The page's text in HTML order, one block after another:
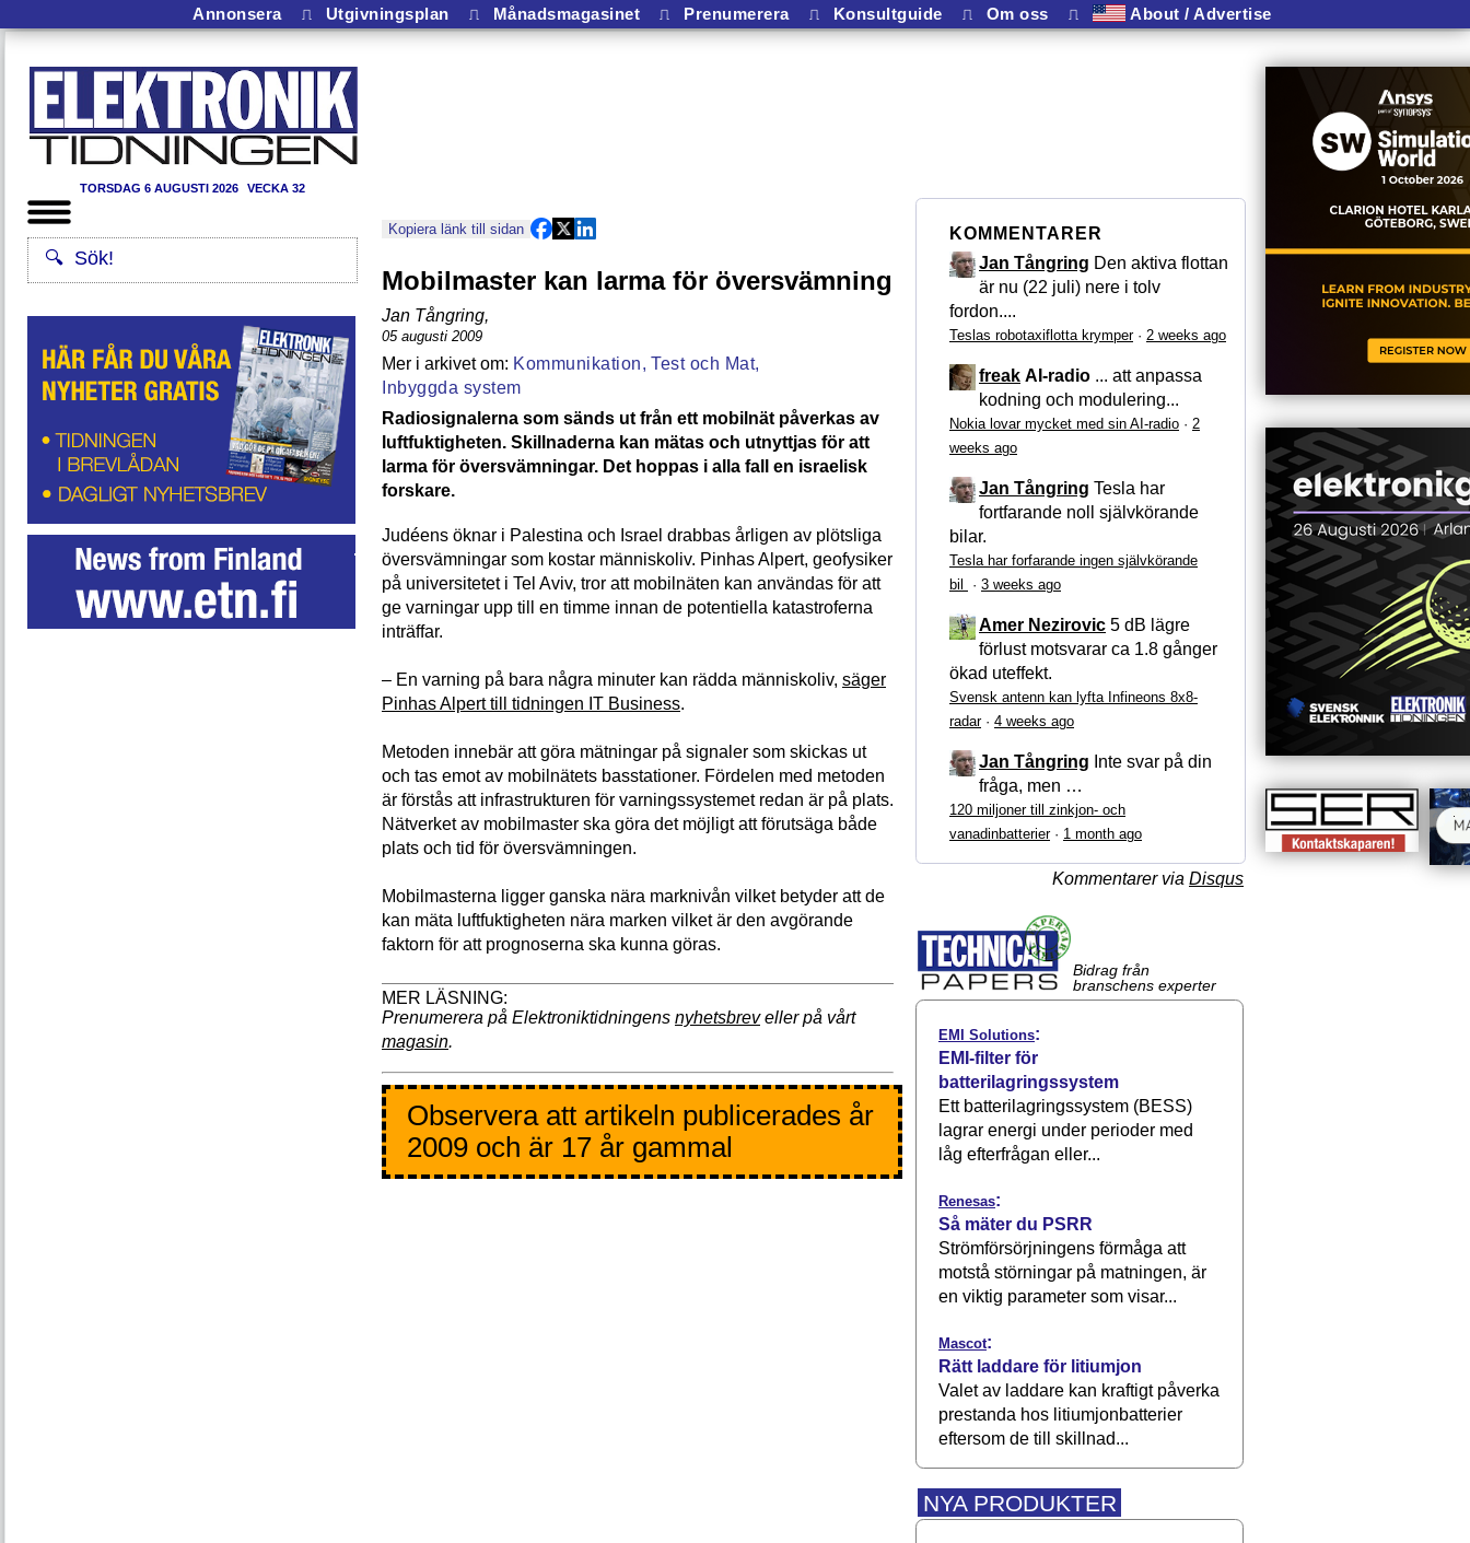
Annonsera ⎍ Utgivningsplan ⎍ Månadsmagasinet ⎍ Prenumerera ⎍ Konsultguide ⎍ Om oss ⎍ About / Advertise
TORSDAG 6 AUGUSTI 2026 VECKA 32
Kopiera länk till sidan
Mobilmaster kan larma för översvämning
Jan Tångring,
05 augusti 2009
Kommunikation, Test och Mat,
Inbyggda system
Radiosignalerna som sänds ut från ett mobilnät påverkas av
luftfuktigheten. Skillnaderna kan mätas och utnyttjas för att
larma för översvämningar. Det hoppas i alla fall en israelisk
forskare.
Judéens öknar i Palestina och Israel drabbas årligen av plötsliga
översvämningar som kostar människoliv. Pinhas Alpert, geofysiker
på universitetet i Tel Aviv, tror att mobilnäten kan användas för att
ge varningar upp till en timme innan de potentiella katastroferna
inträffar.
– En varning på bara några minuter kan rädda människoliv, säger
Pinhas Alpert till tidningen IT Business.
Metoden innebär att göra mätningar på signaler som skickas ut
och tas emot av mobilnätets basstationer. Fördelen med metoden
är förstås att infrastrukturen för varningssystemet redan är på plats.
Nätverket av mobilmaster ska göra det möjligt att förutsäga både
plats och tid för översvämningen.
Mobilmasterna ligger ganska nära marknivån vilket betyder att de
kan mäta luftfuktigheten nära marken vilket är den avgörande
faktorn för att prognoserna ska kunna göras.
Prenumerera på Elektroniktidningens nyhetsbreveller på vårt
magasin.
Observera att artikeln publicerades år
2009 och är 17 år gammal
KOMMENTARER
Jan Tångring Den aktiva flottan
är nu (22 juli) nere i tolv
fordon....
Teslas robotaxiflotta krymper· 2 weeks ago
freak AI-radio ... att anpassa
kodning och modulering...
Nokia lovar mycket med sin AI-radio · 2
weeks ago
Jan Tångring Tesla har
fortfarande noll självkörande
bilar.
Tesla har forfarande ingen självkörande
bil
· 3 weeks ago
Amer Nezirovic 5 dB lägre
förlust motsvarar ca 1.8 gånger
ökad uteffekt.
Svensk antenn kan lyfta Infineons 8x8-
radar· 4 weeks ago
Jan Tångring Inte svar på din
fråga, men …
120 miljoner till zinkjon- och
vanadinbatterier· 1 month ago
Kommentarer via Disqus
Bidrag från
branschens experter
EMI Solutions:
EMI-filter för
batterilagringssystem
Ett batterilagringssystem (BESS)
lagrar energi under perioder med
låg efterfrågan eller...
Renesas:
Så mäter du PSRR
Strömförsörjningens förmåga att
motstå störningar på matningen, är
en viktig parameter som visar...
Mascot:
Rätt laddare för litiumjon
Valet av laddare kan kraftigt påverka
prestanda hos litiumjonbatterier
eftersom de till skillnad...
NYA PRODUKTER